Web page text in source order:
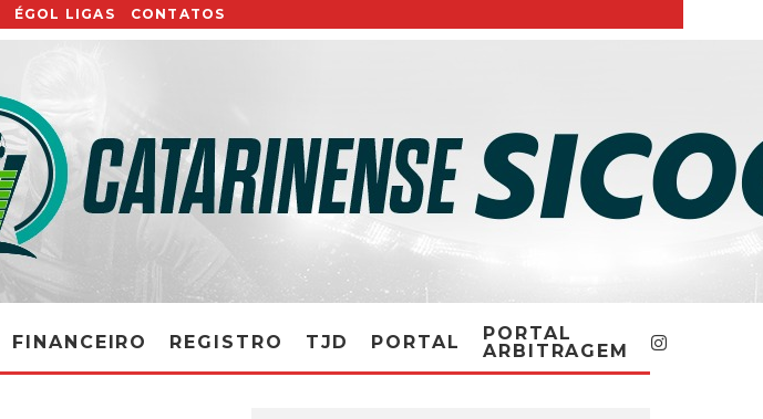
ÉGOL LIGAS CONTATOS
FINANCEIRO REGISTRO TJD PORTAL
PORTAL
ARBITRAGEM